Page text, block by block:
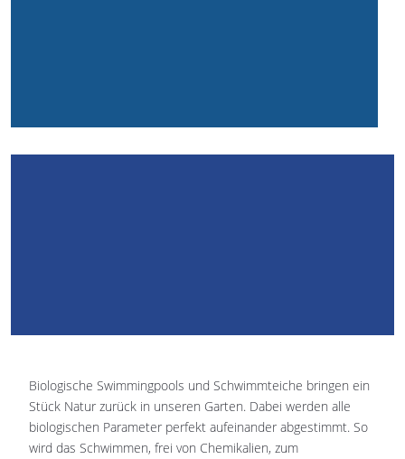
Biologische Swimmingpools und Schwimmteiche bringen ein
Stück Natur zurück in unseren Garten. Dabei werden alle
biologischen Parameter perfekt aufeinander abgestimmt. So
wird das Schwimmen, frei von Chemikalien, zum